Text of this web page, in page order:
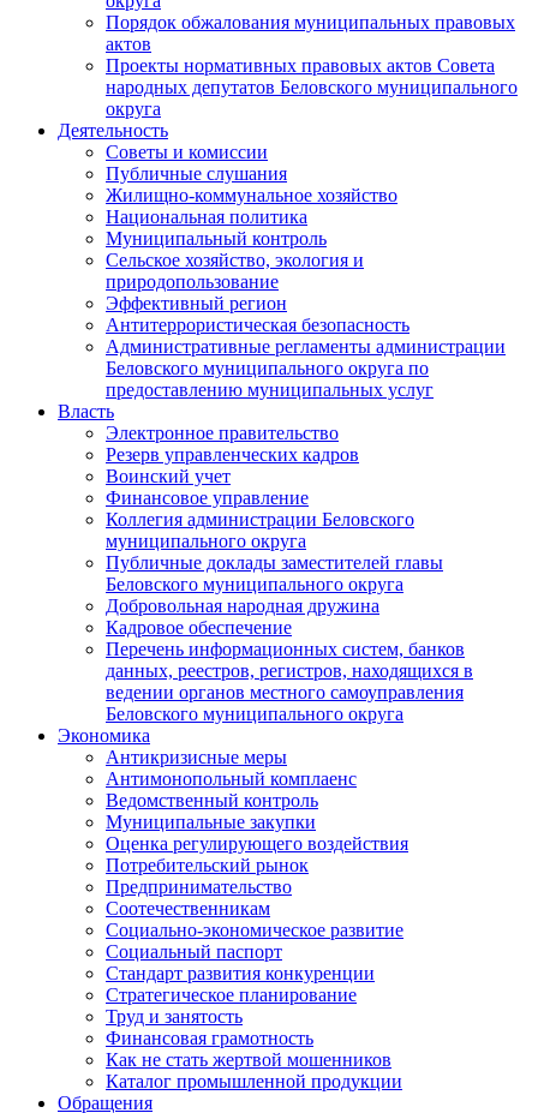
Порядок обжалования муниципальных правовых
актов
Проекты нормативных правовых актов Совета
народных депутатов Беловского муниципального
округа
Деятельность
Советы и комиссии
Публичные слушания
Жилищно-коммунальное хозяйство
Национальная политика
Муниципальный контроль
Сельское хозяйство, экология и
природопользование
Эффективный регион
Антитеррористическая безопасность
Административные регламенты администрации
Беловского муниципального округа по
предоставлению муниципальных услуг
Власть
Электронное правительство
Резерв управленческих кадров
Воинский учет
Финансовое управление
Коллегия администрации Беловского
муниципального округа
Публичные доклады заместителей главы
Беловского муниципального округа
Добровольная народная дружина
Кадровое обеспечение
Перечень информационных систем, банков
данных, реестров, регистров, находящихся в
ведении органов местного самоуправления
Беловского муниципального округа
Экономика
Антикризисные меры
Антимонопольный комплаенс
Ведомственный контроль
Муниципальные закупки
Оценка регулирующего воздействия
Потребительский рынок
Предпринимательство
Соотечественникам
Социально-экономическое развитие
Социальный паспорт
Стандарт развития конкуренции
Стратегическое планирование
Труд и занятость
Финансовая грамотность
Как не стать жертвой мошенников
Каталог промышленной продукции
Обращения